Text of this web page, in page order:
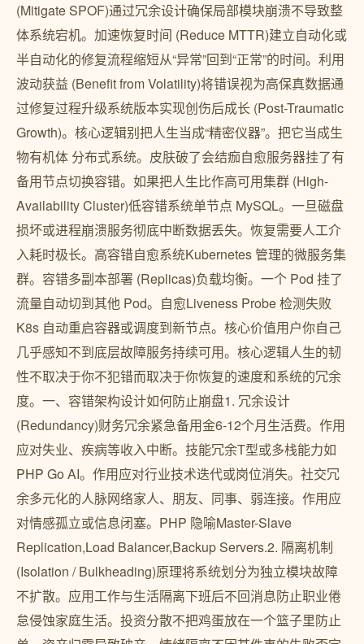
(Mitigate SPOF)通过冗余设计确保局部模块崩溃不导致整
体系统宕机。加速恢复时间 (Reduce MTTR)建立自动化或
半自动化的修复流程缩短从“异常”回到“正常”的时间。利用
波动获益 (Benefit from Volatility)将错误视为高保真数据通
过修复过程升级系统版本实现创伤后成长 (Post-Traumatic
Growth)。核心逻辑别把人生当成“精密仪器”。把它当成生
物有机体 分布式系统。皮肤破了会结痂自愈服务器挂了有
备用节点切换容错。如果把人生比作高可用集群 (High-
Availability Cluster)低容错系统单节点 MySQL。一旦磁盘
损坏或进程崩溃服务彻底中断数据丢失。恢复需要人工介
入耗时极长。高容错自愈系统Kubernetes 管理的微服务集
群。容错多副本部署 (Replicas)负载均衡。一个 Pod 挂了
流量自动切到其他 Pod。自愈Liveness Probe 检测失败
K8s 自动重启容器或调度到新节点。核心价值用户你自己
几乎感知不到底层故障服务持续可用。核心逻辑人生的韧
性不取决于你不犯错而取决于你恢复的速度和系统的冗余
度。一、容错架构设计如何防止崩盘1. 冗余设计
(Redundancy)财务冗余紧急备用金6-12个月生活费。作用
应对失业、疾病等收入中断。技能冗余T型或多栈能力如
PHP Go AI。作用应对行业技术迭代或岗位消失。社交冗
余多元化的人脉网络家人、朋友、同事、弱连接。作用应
对情感孤立或信息闭塞。PHP 隐喻Master-Slave
Replication,Load Balancer,Backup Servers.2. 隔离机制
(Isolation / Bulkheading)原理将系统划分为独立模块故障
不扩散。应用工作与生活隔离下班后不回消息防止职业倦
怠侵蚀家庭生活。投资分散不把鸡蛋放在一个篮子里防止